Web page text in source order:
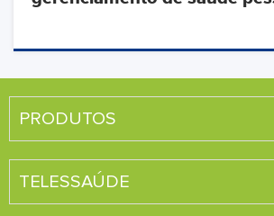
PRODUTOS
TELESSAÚDE